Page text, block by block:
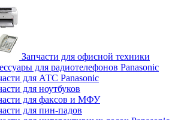
Запчасти для офисной техники
для радиотелефонов Panasonic
для АТС Panasonic
для ноутбуков
для факсов и МФУ
для пин-падов